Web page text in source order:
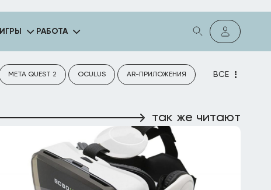
ИГРЫ РАБОТА
META QUEST 2 OCULUS AR-ПРИЛОЖЕНИЯ ВСЕ
так же читают